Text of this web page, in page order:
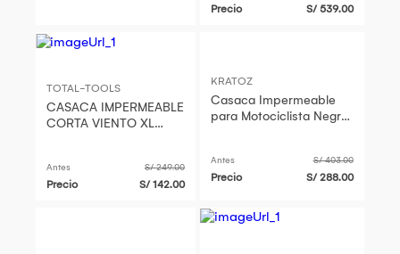
Precio S/ 539.00
TOTAL-TOOLS
CASACA IMPERMEABLE
CORTA VIENTO XL
Antes S/ 249.00
Precio S/ 142.00
KRATOZ
Casaca Impermeable
para Motociclista Negro
KRATOZ Talla L
Antes S/ 403.00
Precio S/ 288.00